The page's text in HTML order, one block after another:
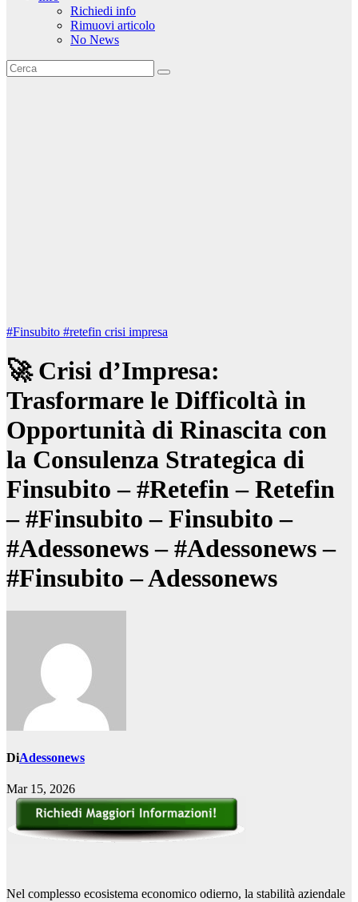
Richiedi info
Rimuovi articolo
No News
#Finsubito #retefin crisi impresa
🚀 Crisi d’Impresa:
Trasformare le Difficoltà in
Opportunità di Rinascita con
la Consulenza Strategica di
Finsubito – #Retefin – Retefin
– #Finsubito – Finsubito –
#Adessonews – #Adessonews –
#Finsubito – Adessonews
DiAdessonews
Mar 15, 2026
Nel complesso ecosistema economico odierno, la stabilità aziendale